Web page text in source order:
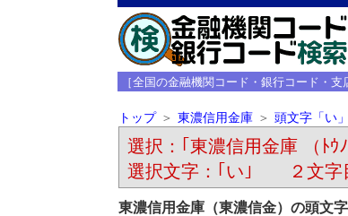
［全国の金融機関コード・銀行コード・
トップ 東濃信用金庫 頭文字「い
選択：｢東濃信用金庫 （ﾄ
選択文字：｢い｣ ２文字
東濃信用金庫（東濃信金）の頭文